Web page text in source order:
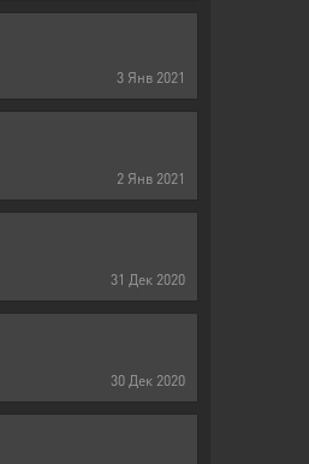
3 Янв 2021
2 Янв 2021
31 Дек 2020
30 Дек 2020